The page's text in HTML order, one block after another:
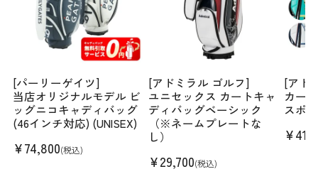
[パーリーゲイツ]
当店オリジナルモデル ビ
ッグニコキャディバッグ
(46インチ対応) (UNISEX)
¥74,800(税込)
[アドミラル ゴルフ]
ユニセックス カートキャ
ディバッグベーシック
（※ネームプレートな
し）
¥29,700(税込)
[アド
カー
スポ
¥